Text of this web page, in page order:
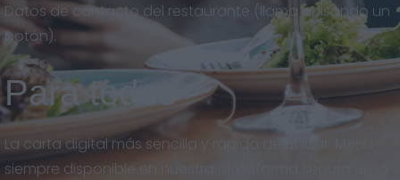
Datos de contacto del restaurante (llama pulsando un
botón).
Para todos
La carta digital más sencilla y rápida de utilizar. Menú
siempre disponible en nuestra plataforma segura en la